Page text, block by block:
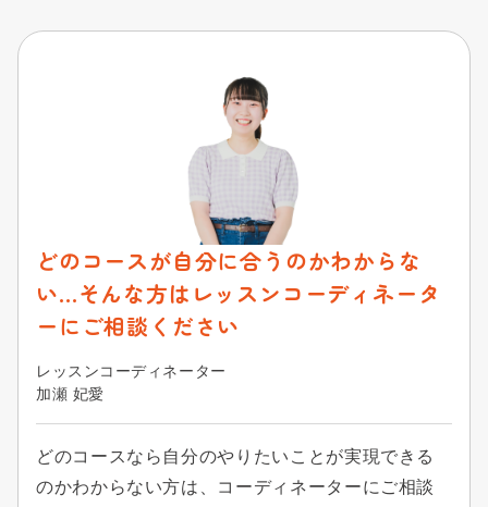
どのコースが自分に合うのかわからな
い…そんな方はレッスンコーディネータ
ーにご相談ください
レッスンコーディネーター
加瀬 妃愛
どのコースなら自分のやりたいことが実現できる
のかわからない方は、コーディネーターにご相談